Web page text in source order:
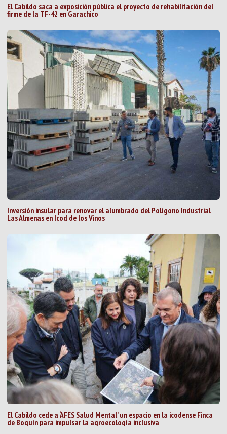
El Cabildo saca a exposición pública el proyecto de rehabilitación del
firme de la TF-42 en Garachico
Inversión insular para renovar el alumbrado del Polígono Industrial
Las Almenas en Icod de los Vinos
El Cabildo cede a ‘AFES Salud Mental’ un espacio en la icodense Finca
de Boquín para impulsar la agroecología inclusiva